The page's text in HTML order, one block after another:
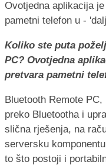
Koliko ste puta
PC? Ovotjedna
pretvara pametni
Bluetooth Remote
preko Bluetootha i
slična rješenja, na
serversku
to što postoji i